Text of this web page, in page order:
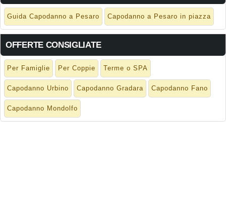
Guida Capodanno a Pesaro Capodanno a Pesaro in piazza
OFFERTE CONSIGLIATE
Per Famiglie Per Coppie Terme o SPA
Capodanno Urbino Capodanno Gradara Capodanno Fano
Capodanno Mondolfo